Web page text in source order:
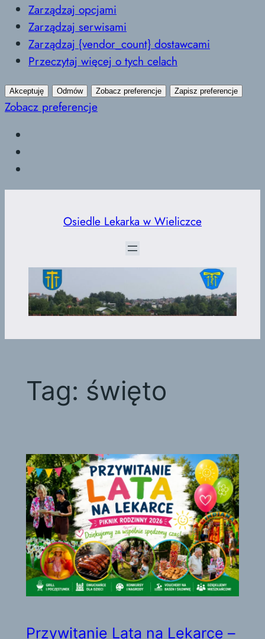
Zarządzaj opcjami
Zarządzaj serwisami
Zarządzaj {vendor_count} dostawcami
Przeczytaj więcej o tych celach
Akceptuję Odmów Zobacz preferencje Zapisz preferencje
Zobacz preferencje
Osiedle Lekarka w Wieliczce
Tag: święto
Przywitanie Lata na Lekarce –